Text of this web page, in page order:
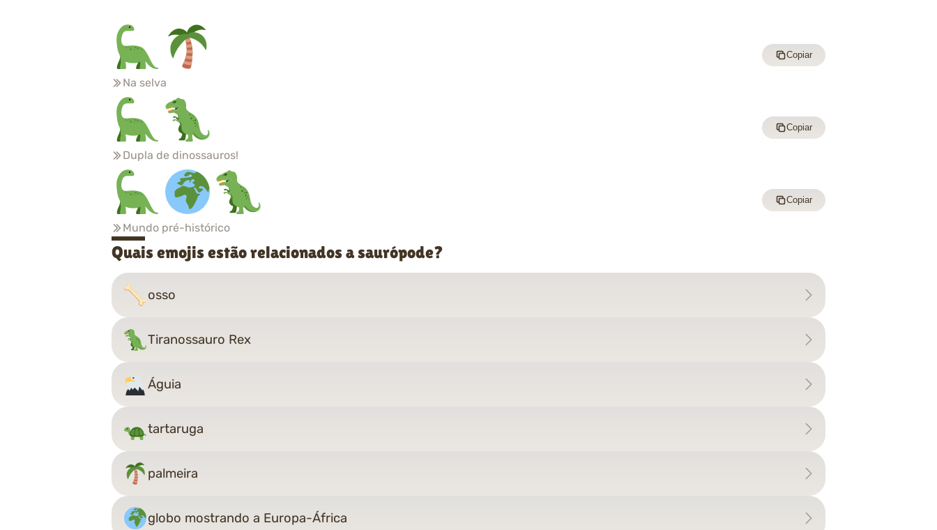
Na selva
Copiar
Dupla de dinossauros!
Copiar
Mundo pré-histórico
Copiar
Quais emojis estão relacionados a saurópode?
osso
Tiranossauro Rex
Águia
tartaruga
palmeira
globo mostrando a Europa-África